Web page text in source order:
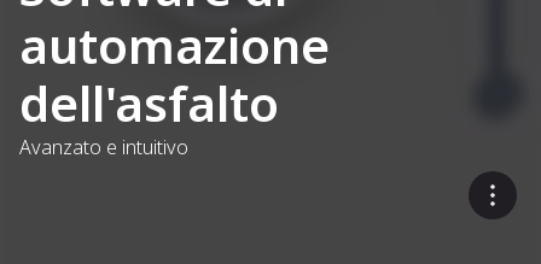
automazione
dell'asfalto
Avanzato e intuitivo